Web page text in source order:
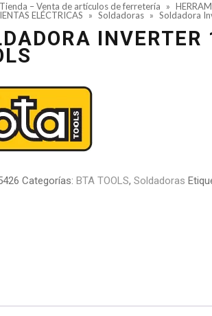
Tienda – Venta de artículos de ferretería »
ELÉCTRICAS
» Soldadoras » Soldadora
Categorías: BTA TOOLS, Soldadoras